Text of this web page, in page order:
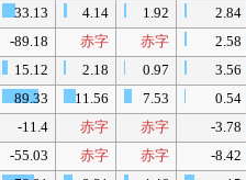
33.13 4.14 1.92 2.84
-89.18 赤字 赤字 2.58
15.12 2.18 0.97 3.56
89.33 11.56 7.53 0.54
-11.4 赤字 赤字 -3.78
-55.03 赤字 赤字 -8.42